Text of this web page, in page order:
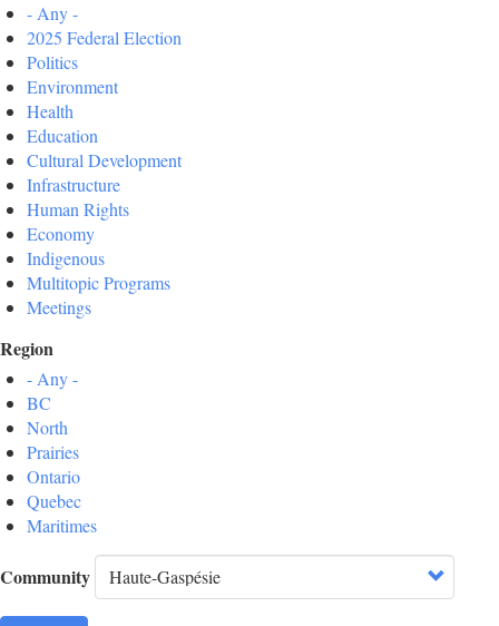
- Any -
2025 Federal Election
Politics
Environment
Health
Education
Cultural Development
Infrastructure
Human Rights
Economy
Indigenous
Multitopic Programs
Meetings
Region
- Any -
BC
North
Prairies
Ontario
Quebec
Maritimes
Community